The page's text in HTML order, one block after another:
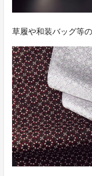
草履や和装バッグ等